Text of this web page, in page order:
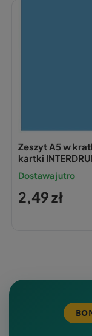
Interdruk
Zeszyt A5 w
kartki
color
Dostawa jutro
2,49 zł